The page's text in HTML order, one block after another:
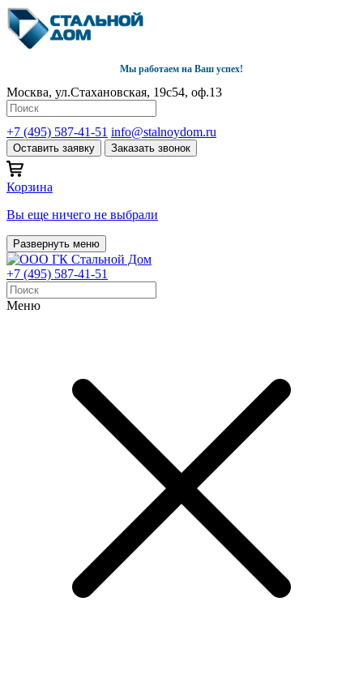
Мы работаем на Ваш успех!
Москва, ул.Стахановская, 19с54, оф.13
+7 (495) 587-41-51 info@stalnoydom.ru
Оставить заявку Заказать звонок
Корзина
Вы еще ничего не выбрали
Развернуть меню
+7 (495) 587-41-51
Меню